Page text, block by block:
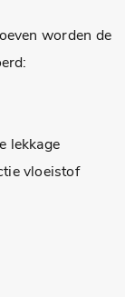
worden de
lekkage
vloeistof